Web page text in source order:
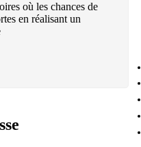
où les chances de
en réalisant un